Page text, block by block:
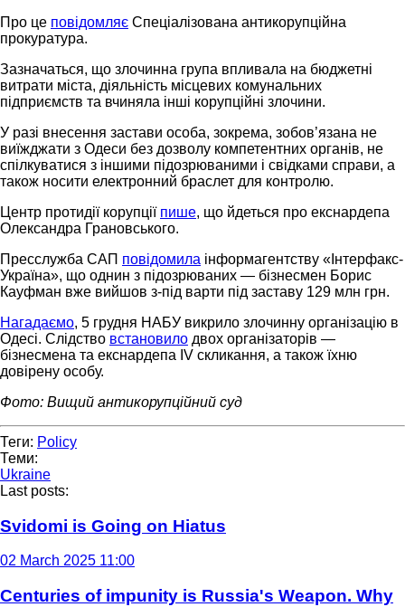
Про це повідомляє Спеціалізована антикорупційна
прокуратура.
Зазначаться, що злочинна група впливала на бюджетні
витрати міста, діяльність місцевих комунальних
підприємств та вчиняла інші корупційні злочини.
У разі внесення застави особа, зокрема, зобов’язана не
виїжджати з Одеси без дозволу компетентних органів, не
спілкуватися з іншими підозрюваними і свідками справи, а
також носити електронний браслет для контролю.
Центр протидії корупції пише, що йдеться про екснардепа
Олександра Грановського.
Пресслужба САП повідомила інформагентству «Інтерфакс-
Україна», що однин з підозрюваних — бізнесмен Борис
Кауфман вже вийшов з-під варти під заставу 129 млн грн.
Нагадаємо, 5 грудня НАБУ викрило злочинну організацію в
Одесі. Слідство встановило двох організаторів —
бізнесмена та екснардепа IV скликання, а також їхню
довірену особу.
Фото: Вищий антикорупційний суд
Теги: Policy
Теми:
Ukraine
Last posts:
Svidomi is Going on Hiatus
02 March 2025 11:00
Centuries of impunity is Russia's Weapon. Why